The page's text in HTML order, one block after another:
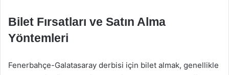
Bilet Fırsatları ve Satın Alma
Yöntemleri
Fenerbahçe-Galatasaray derbisi için bilet almak, genellikle